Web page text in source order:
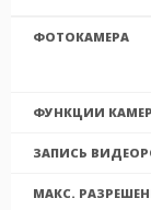
ФОТОКАМЕРА
ФУНКЦИИ
ЗАПИСЬ
МАКС.